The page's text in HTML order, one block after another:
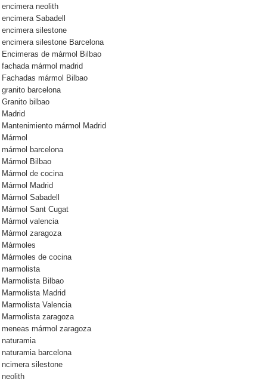
encimera neolith
encimera Sabadell
encimera silestone
encimera silestone Barcelona
Encimeras de mármol Bilbao
fachada mármol madrid
Fachadas mármol Bilbao
granito barcelona
Granito bilbao
Madrid
Mantenimiento mármol Madrid
Mármol
mármol barcelona
Mármol Bilbao
Mármol de cocina
Mármol Madrid
Mármol Sabadell
Mármol Sant Cugat
Mármol valencia
Mármol zaragoza
Mármoles
Mármoles de cocina
marmolista
Marmolista Bilbao
Marmolista Madrid
Marmolista Valencia
Marmolista zaragoza
meneas mármol zaragoza
naturamia
naturamia barcelona
ncimera silestone
neolith